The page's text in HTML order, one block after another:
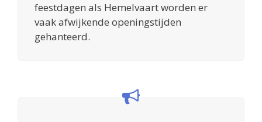
feestdagen als Hemelvaart worden er
vaak afwijkende openingstijden
gehanteerd.